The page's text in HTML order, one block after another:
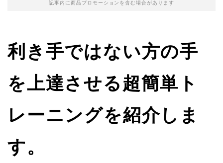
記事内に商品プロモーションを含む場合があります
利き手ではない方の手
を上達させる超簡単ト
レーニングを紹介しま
す。